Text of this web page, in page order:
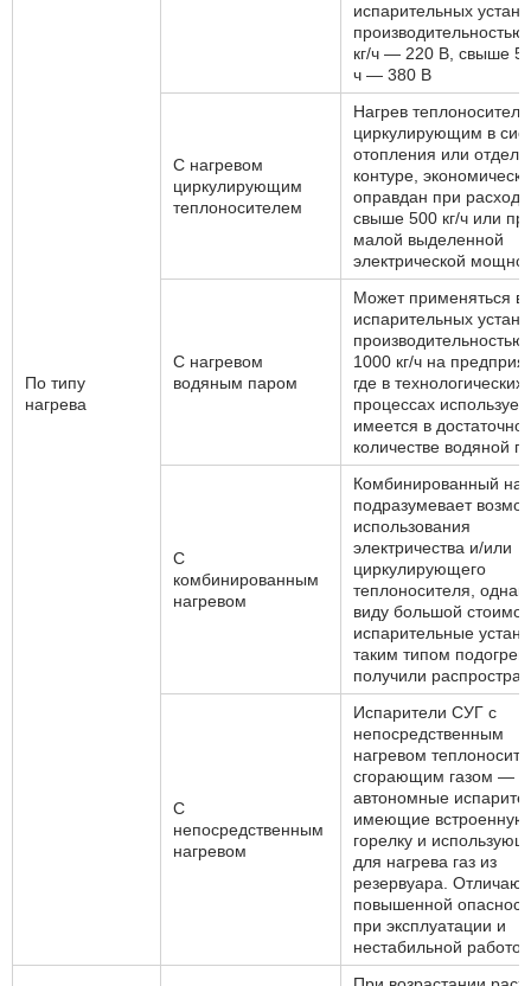
По типу
нагрева
испарительных
производительностью
кг/ч — 220 В, свыше
ч — 380 В
С нагревом
циркулирующим
теплоносителем
Нагрев
циркулирующим в
отопления или
контуре, экономически
оправдан при
свыше 500 кг/ч или
малой выделенной
электрической
С нагревом
водяным паром
Может применяться в
испарительных
производительностью
1000 кг/ч на
где в технологических
процессах
имеется в
количестве водяной
С
комбинированным
нагревом
Комбинированный
подразумевает
использования
электричества и/или
циркулирующего
теплоносителя,
виду большой
испарительные
таким типом
получили
С
непосредственным
нагревом
Испарители СУГ с
непосредственным
нагревом
сгорающим газом —
автономные
имеющие встроенную
горелку и
для нагрева газ из
резервуара.
повышенной
при эксплуатации и
нестабильной работой